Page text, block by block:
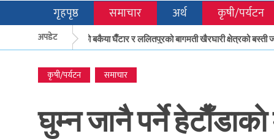
गृहपृष्ठ समाचार अर्थ कृषी/पर्यटन
अपडेट
मकवानपुरको बकैया घैँटार र ललितपुरको बागमती खैरघारी क्षेत्रको बस्ती
कृषी/पर्यटन समाचार
घुम्न जानै पर्ने